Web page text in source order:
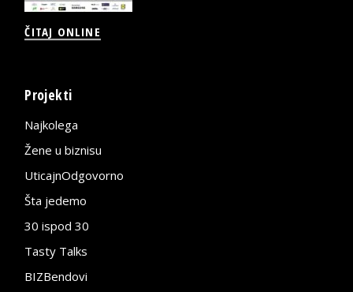
ČITAJ ONLINE
Projekti
Najkolega
Žene u biznisu
UticajnOdgovorno
Šta jedemo
30 ispod 30
Tasty Talks
BIZBendovi